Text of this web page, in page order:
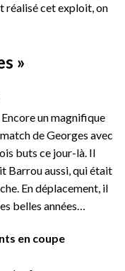
réalisé cet exploit, on
»
un magnifique
de Georges avec
buts ce jour-là. Il
Barrou aussi, qui était
En déplacement, il
belles années…
en coupe